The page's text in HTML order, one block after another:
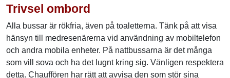
Trivsel ombord
Alla bussar är rökfria, även på toaletterna. Tänk på att visa
hänsyn till medresenärerna vid användning av mobiltelefon
och andra mobila enheter. På nattbussarna är det många
som vill sova och ha det lugnt kring sig. Vänligen respektera
detta. Chauffören har rätt att avvisa den som stör sina